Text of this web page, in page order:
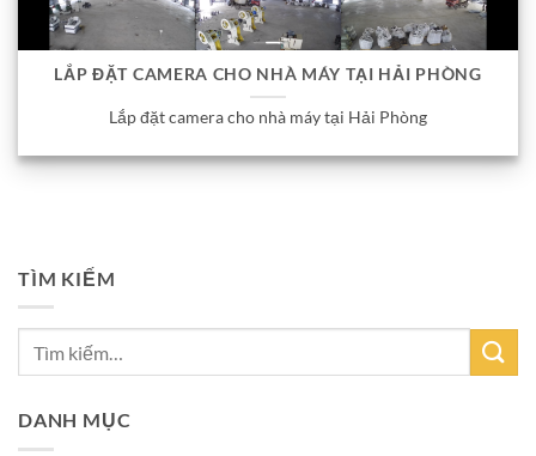
LẮP ĐẶT CAMERA CHO NHÀ MÁY TẠI HẢI PHÒNG
Lắp đặt camera cho nhà máy tại Hải Phòng
TÌM KIẾM
DANH MỤC